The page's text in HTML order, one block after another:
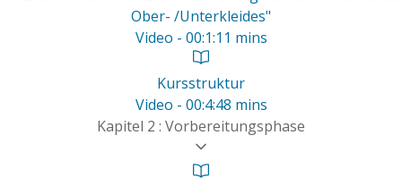
Ober- /Unterkleides"
Video - 00:1:11 mins
Kursstruktur
Video - 00:4:48 mins
Kapitel 2 : Vorbereitungsphase